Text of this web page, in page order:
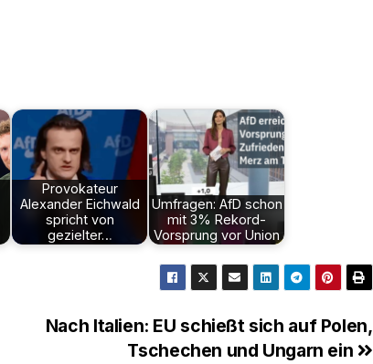
Provokateur
Alexander Eichwald
spricht von
gezielter…
Umfragen: AfD schon
mit 3% Rekord-
Vorsprung vor Union
Nach Italien: EU schießt sich auf Polen,
Tschechen und Ungarn ein